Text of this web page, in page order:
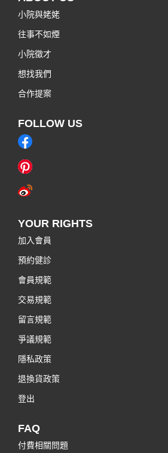
小院與姥姥
往事不如煙
小院徵才
想找我們
合作提案
FOLLOW US
YOUR RIGHTS
加入會員
預約健診
會員規範
交易規範
留言規範
爭議規範
隱私政策
退換貨政策
登出
FAQ
付費相關問題